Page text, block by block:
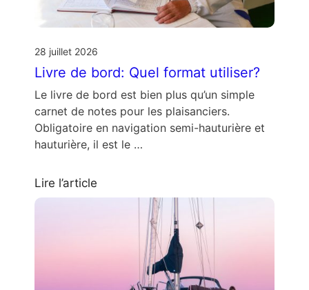
28 juillet 2026
Livre de bord: Quel format utiliser?
Le livre de bord est bien plus qu’un simple
carnet de notes pour les plaisanciers.
Obligatoire en navigation semi-hauturière et
hauturière, il est le …
Lire l’article